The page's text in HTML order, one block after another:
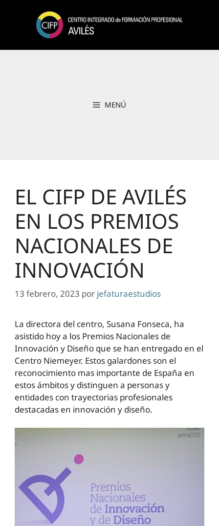
contenido
MENÚ
EL CIFP DE AVILÉS
EN LOS PREMIOS
NACIONALES DE
INNOVACIÓN
13 febrero, 2023 por jefaturaestudios
La directora del centro, Susana Fonseca, ha
asistido hoy a los Premios Nacionales de
Innovación y Diseño que se han entregado en el
Centro Niemeyer. Estos galardones son el
reconocimiento mas importante de España en
estos ámbitos y distinguen a personas y
entidades con trayectorias profesionales
destacadas en innovación y diseño.